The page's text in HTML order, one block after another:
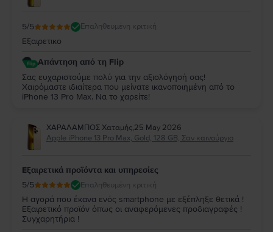
5/5 Επαληθευμένη κριτική
Εξαιρετικο
Απάντηση από τη Flip
Σας ευχαριστούμε πολύ για την αξιολόγησή σας!
Χαιρόμαστε ιδιαίτερα που μείνατε ικανοποιημένη από το
iPhone 13 Pro Max. Να το χαρείτε!
ΧΑΡΑΛΑΜΠΟΣ Χαταμής,25 May 2026
Apple iPhone 13 Pro Max, Gold, 128 GB, Σαν καινούργιο
Εξαιρετικά προϊόντα και υπηρεσίες
5/5 Επαληθευμένη κριτική
Η αγορά που έκανα ενός smartphone με εξέπληξε θετικά !
Εξαιρετικό προϊόν όπως οι αναφερόμενες προδιαγραφές !
Συγχαρητήρια !